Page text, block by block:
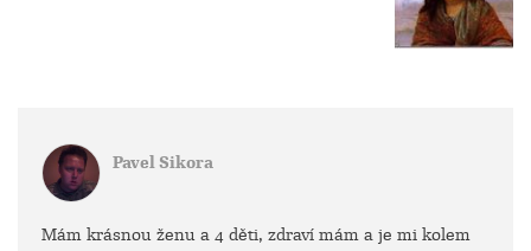
Pavel Sikora
Mám krásnou ženu a 4 děti, zdraví mám a je mi kolem